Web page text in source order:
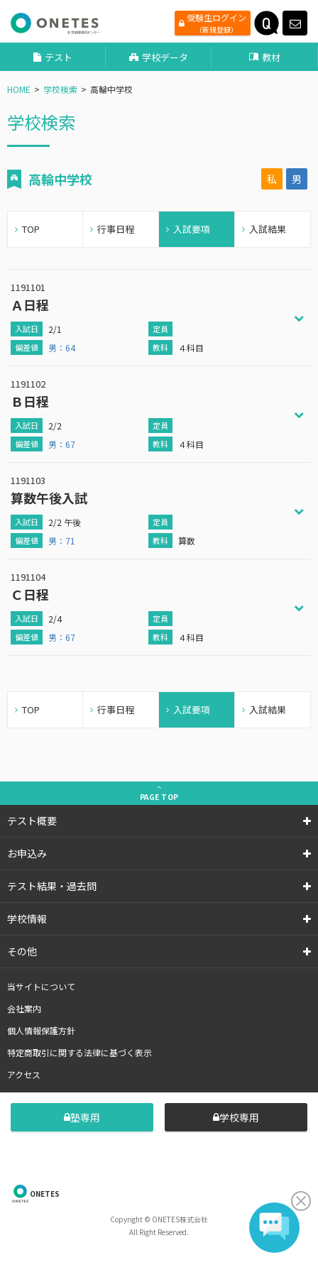
受験生ログイン
（新規登録）
テスト 学校データ 教材
HOME 学校検索 高輪中学校
学校検索
高輪中学校 私 男
TOP 行事日程 入試要項 入試結果
1191101
Ａ日程
2/1
４科目
男：64
1191102
Ｂ日程
2/2
４科目
男：67
1191103
算数午後入試
2/2 午後
算数
男：71
1191104
Ｃ日程
2/4
４科目
男：67
TOP 行事日程 入試要項 入試結果
PAGE TOP
テスト概要
お申込み
テスト結果・過去問
学校情報
その他
当サイトについて
会社案内
個人情報保護方針
特定商取引に関する法律に基づく表示
アクセス
塾専用 学校専用
ONETES
Copyright © ONETES株式会社
All Right Reserved.